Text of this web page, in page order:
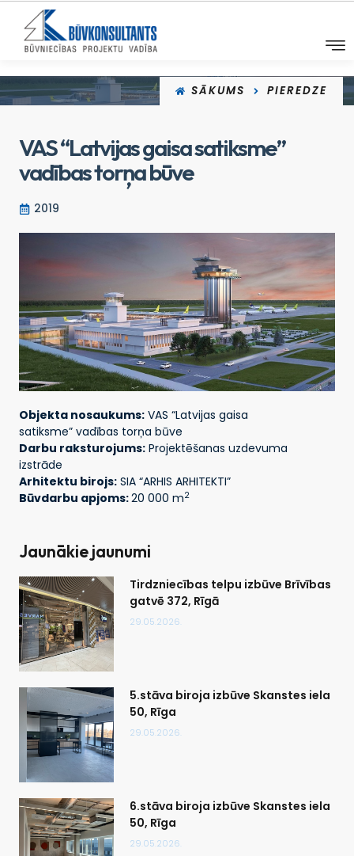
SĀKUMS PIEREDZE
VAS “Latvijas gaisa satiksme”
vadības torņa būve
2019
Objekta nosaukums: VAS “Latvijas gaisa
satiksme” vadības torņa būve
Darbu raksturojums: Projektēšanas uzdevuma
izstrāde
Arhitektu birojs: SIA “ARHIS ARHITEKTI”
Būvdarbu apjoms:20 000 m2
Jaunākie jaunumi
Tirdzniecības telpu izbūve Brīvības
gatvē 372, Rīgā
29.05.2026.
5.stāva biroja izbūve Skanstes iela
50, Rīga
29.05.2026.
6.stāva biroja izbūve Skanstes iela
50, Rīga
29.05.2026.